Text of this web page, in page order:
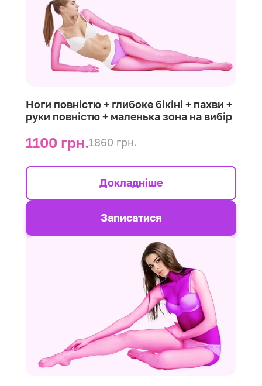
Ноги повністю + глибоке бікіні + пахви +
руки повністю + маленька зона на вибір
1100 грн.1860 грн.
Докладніше
Записатися